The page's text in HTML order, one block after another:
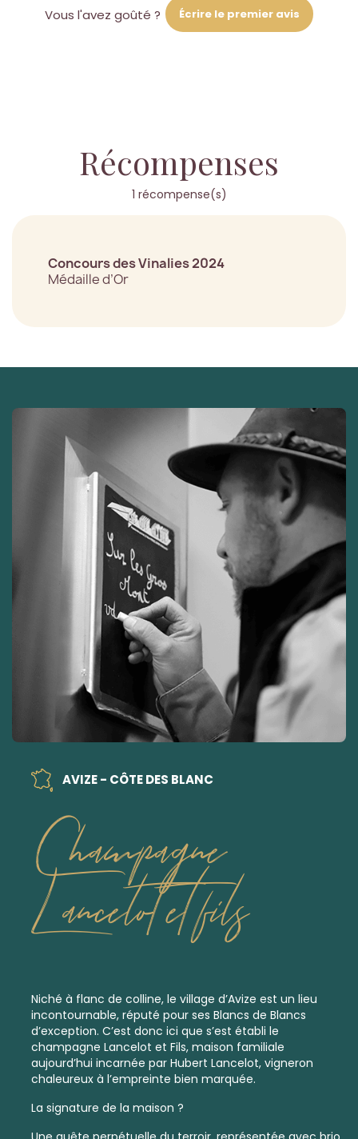
Vous l'avez goûté ? Écrire le premier avis
Récompenses
1 récompense(s)
Concours des Vinalies 2024
Médaille d’Or
AVIZE - CÔTE DES BLANC
Champagne
Lancelot et fils
Niché à flanc de colline, le village d’Avize est un lieu
incontournable, réputé pour ses Blancs de Blancs
d’exception. C’est donc ici que s’est établi le
champagne Lancelot et Fils, maison familiale
aujourd’hui incarnée par Hubert Lancelot, vigneron
chaleureux à l’empreinte bien marquée.
La signature de la maison ?